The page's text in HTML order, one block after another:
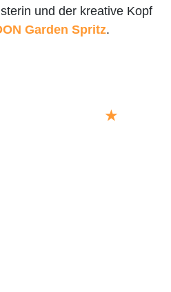
und der kreative Kopf
Garden Spritz.
★